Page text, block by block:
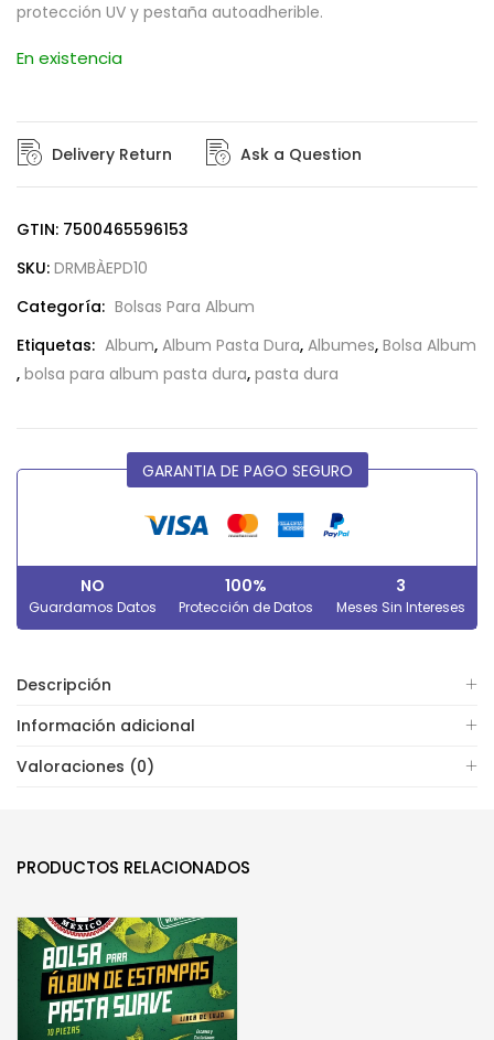
protección UV y pestaña autoadherible.
En existencia
Delivery Return Ask a Question
GTIN: 7500465596153
SKU: DRMBÀEPD10
Categoría: Bolsas Para Album
Etiquetas: Album, Album Pasta Dura, Albumes, Bolsa Album
, bolsa para album pasta dura, pasta dura
GARANTIA DE PAGO SEGURO
NO
Guardamos Datos
100%
Protección de Datos
3
Meses Sin Intereses
Descripción
Información adicional
Valoraciones (0)
PRODUCTOS RELACIONADOS